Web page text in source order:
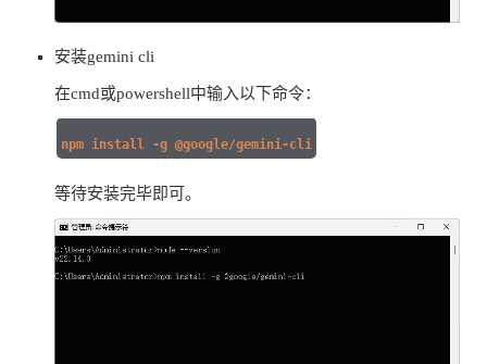
安装gemini cli
在cmd或powershell中输入以下命令：
npm install -g @google/gemini-cli
等待安装完毕即可。